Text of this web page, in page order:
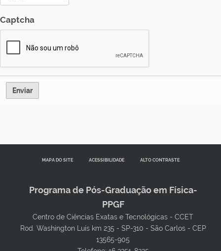
Captcha
MAPA DO SITE ACESSIBILIDADE ALTO CONTRASTE
Programa de Pós-Graduação em Física-
PPGF
Centro de Ciências Exatas e Tecnológicas - CCET
Rod. Washington Luís km 235 - SP-310 - São Carlos - CEP
13565-905